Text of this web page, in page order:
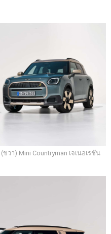
วา) Mini Countryman เจเนอเรชัน